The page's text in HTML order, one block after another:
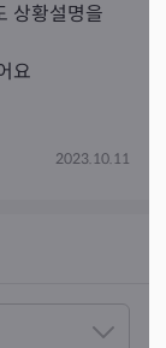
상황설명을
요
2023.10.11